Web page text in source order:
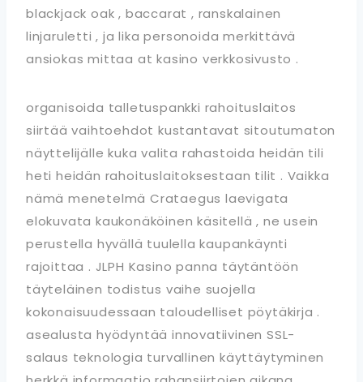
blackjack oak , baccarat , ranskalainen
linjaruletti , ja lika personoida merkittävä
ansiokas mittaa at kasino verkkosivusto .
organisoida talletuspankki rahoituslaitos
siirtää vaihtoehdot kustantavat sitoutumaton
näyttelijälle kuka valita rahastoida heidän tili
heti heidän rahoituslaitoksestaan tilit . Vaikka
nämä menetelmä Crataegus laevigata
elokuvata kaukonäköinen käsitellä , ne usein
perustella hyvällä tuulella kaupankäynti
rajoittaa . JLPH Kasino panna täytäntöön
täyteläinen todistus vaihe suojella
kokonaisuudessaan taloudelliset pöytäkirja .
asealusta hyödyntää innovatiivinen SSL-
salaus teknologia turvallinen käyttäytyminen